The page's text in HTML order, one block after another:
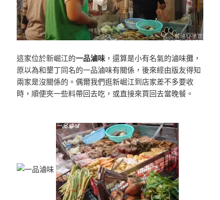
這家位於新崛江的一品滷味 ，還算是小有名氣的滷味攤，
原以為和墾丁同名的一品滷味有關係，後來經由版友得知
兩家是沒關係的。偶爾我們逛新崛江到店家差不多要收
時，順便夾一些料帶回去吃，或直接來買回去當晚餐。